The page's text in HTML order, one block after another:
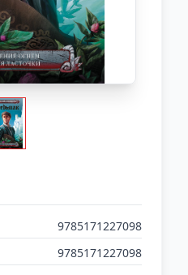
9785171227098
9785171227098